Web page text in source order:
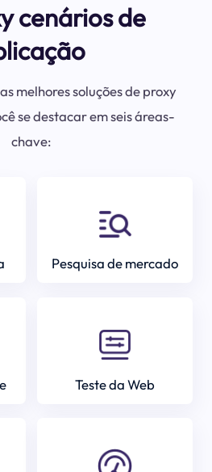
cenários de
melhores soluções de proxy
se destacar em seis áreas-
chave:
Pesquisa de mercado
Teste da Web